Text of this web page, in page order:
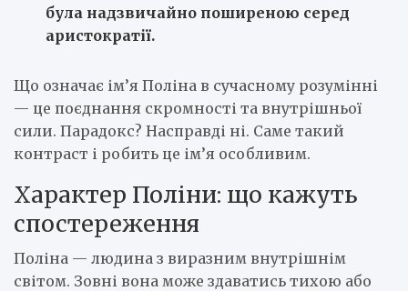
була надзвичайно поширеною серед
аристократії.
Що означає ім’я Поліна в сучасному розумінні
— це поєднання скромності та внутрішньої
сили. Парадокс? Насправді ні. Саме такий
контраст і робить це ім’я особливим.
Характер Поліни: що кажуть
спостереження
Поліна — людина з виразним внутрішнім
світом. Зовні вона може здаватись тихою або